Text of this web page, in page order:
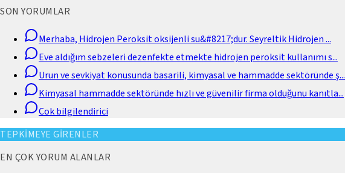
SON YORUMLAR
Merhaba, Hidrojen Peroksit oksijenli su&#8217;dur. Seyreltik Hidrojen...
Eve aldığım sebzeleri dezenfekte etmekte hidrojen peroksit kullanımı s...
Urun ve sevkiyat konusunda basarili, kimyasal ve hammadde sektöründe ş...
Kimyasal hammadde sektöründe hızlı ve güvenilir firma olduğunu kanıtla...
Cok bilgilendirici
TEPKİMEYE GİRENLER
EN ÇOK YORUM ALANLAR